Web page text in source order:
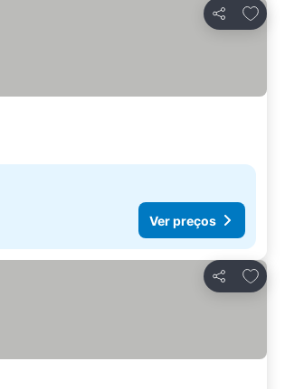
Partilhar
Ver preços
Partilhar